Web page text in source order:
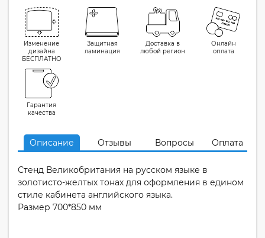
Изменение
дизайна
БЕСПЛАТНО
Защитная
ламинация
Доставка в
любой регион
Онлайн
оплата
Гарантия
качества
Описание Отзывы Вопросы Оплата
Стенд Великобритания на русском языке в
золотисто-желтых тонах для оформления в едином
стиле кабинета английского языка.
Размер 700*850 мм